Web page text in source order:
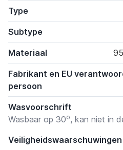
Type
Subtype
Materiaal
Fabrikant en EU
persoon
Wasvoorschrift
Wasbaar op 30o, kan niet in
Veiligheidswaarschuwingen